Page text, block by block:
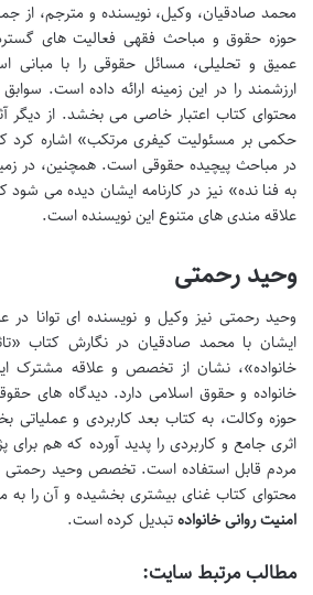
محمد صادقیان، وکیل، نویسنده و مترجم، از
حوزه حقوق و مباحث فقهی فعالیت های
عمیق و تحلیلی، مسائل حقوقی را با مبانی
ارزشمند را در این زمینه ارائه داده است.
محتوای کتاب اعتبار خاصی می بخشد. از دیگر
حکمی بر مسئولیت کیفری مرتکب» اشاره کرد
در مباحث پیچیده حقوقی است. همچنین، در
به فنا نده» نیز در کارنامه ایشان دیده می شود
علاقه مندی های متنوع این نویسنده است.
وحید رحمتی
وحید رحمتی نیز وکیل و نویسنده ای توانا
ایشان با محمد صادقیان در نگارش کتاب
خانواده»، نشان از تخصص و علاقه مشترک
خانواده و حقوق اسلامی دارد. دیدگاه های
حوزه وکالت، به کتاب بعد کاربردی و
اثری جامع و کاربردی را پدید آورده که هم
مردم قابل استفاده است. تخصص وحید رحمتی
محتوای کتاب غنای بیشتری بخشیده و آن را به
امنیت روانی خانوادهتبدیل کرده است.
مطالب مرتبط سایت: